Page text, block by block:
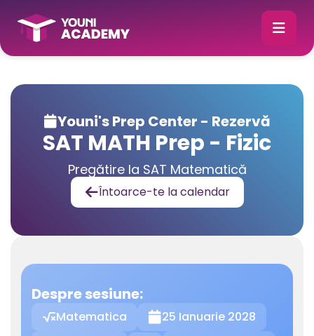
Youni's Prep Center - Rezervă
SAT MATH Prep - Fizic
Pregătire la SAT Matematică
Întoarce-te la calendar
Despre sesiune:
Matematica 25 Ianuarie 2028